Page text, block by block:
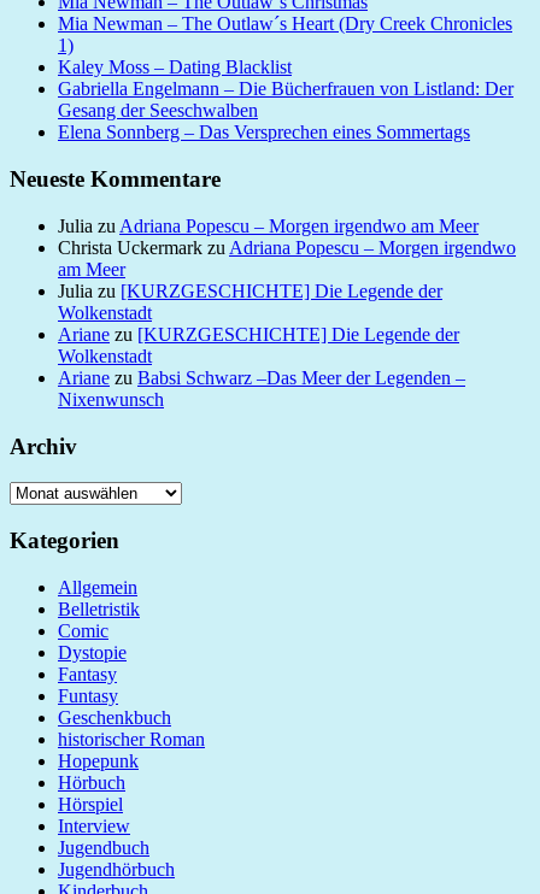
Mia Newman – The Outlaw´s Heart (Dry Creek Chronicles
1)
Kaley Moss – Dating Blacklist
Gabriella Engelmann – Die Bücherfrauen von Listland: Der
Gesang der Seeschwalben
Elena Sonnberg – Das Versprechen eines Sommertags
Neueste Kommentare
Julia zu Adriana Popescu – Morgen irgendwo am Meer
Christa Uckermark zu Adriana Popescu – Morgen irgendwo
am Meer
Julia zu [KURZGESCHICHTE] Die Legende der
Wolkenstadt
Ariane zu [KURZGESCHICHTE] Die Legende der
Wolkenstadt
Ariane zu Babsi Schwarz –Das Meer der Legenden –
Nixenwunsch
Archiv
Archiv
Kategorien
Allgemein
Belletristik
Comic
Dystopie
Fantasy
Funtasy
Geschenkbuch
historischer Roman
Hopepunk
Hörbuch
Hörspiel
Interview
Jugendbuch
Jugendhörbuch